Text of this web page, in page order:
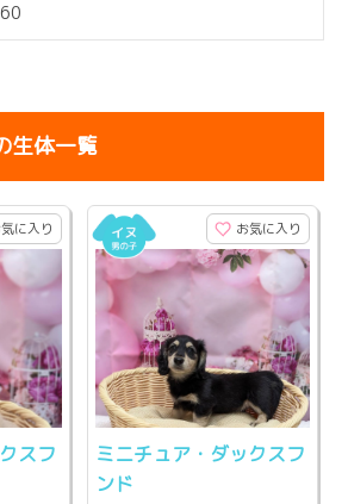
生体一覧
に入り
スフ
お気に入り
ミニチュア・ダックスフ
ンド